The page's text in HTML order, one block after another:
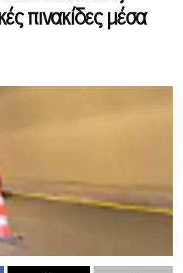
πινακίδες μέσα